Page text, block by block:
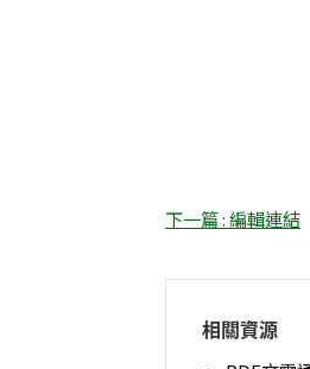
下一篇 : 編輯連結
相關資源